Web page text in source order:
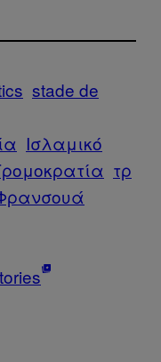
stade de
Ισλαμικό
τρ